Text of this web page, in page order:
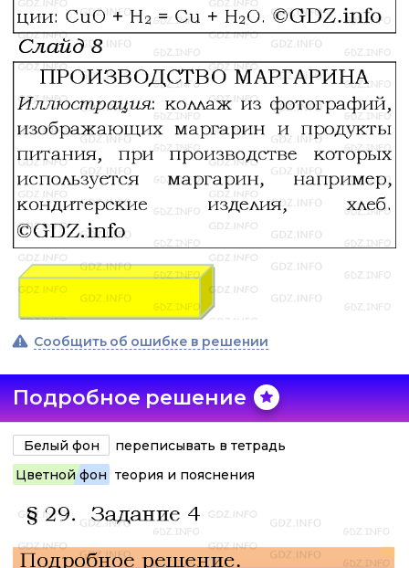
Сообщить об ошибке в решении
Подробное решение
Белый фон
переписывать в тетрадь
Цветной фон теория и пояснения